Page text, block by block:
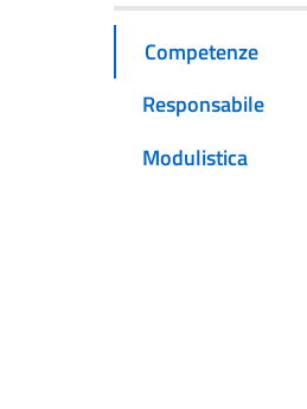
Competenze
Responsabile
Modulistica